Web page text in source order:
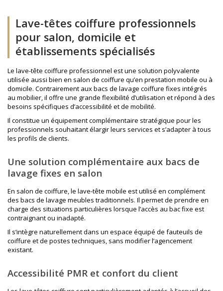
Lave-têtes coiffure professionnels
pour salon, domicile et
établissements spécialisés
Le lave-tête coiffure professionnel est une solution polyvalente
utilisée aussi bien en salon de coiffure qu’en prestation mobile ou à
domicile. Contrairement aux bacs de lavage coiffure fixes intégrés
au mobilier, il offre une grande flexibilité d’utilisation et répond à des
besoins spécifiques d’accessibilité et de mobilité.
Il constitue un équipement complémentaire stratégique pour les
professionnels souhaitant élargir leurs services et s’adapter à tous
les profils de clients.
Une solution complémentaire aux bacs de
lavage fixes en salon
En salon de coiffure, le lave-tête mobile est utilisé en complément
des bacs de lavage meubles traditionnels. Il permet de prendre en
charge des situations particulières lorsque l’accès au bac fixe est
contraignant ou inadapté.
Il s’intègre naturellement dans un espace équipé de fauteuils de
coiffure et de postes techniques, sans modifier l’agencement
existant.
Accessibilité PMR et confort du client